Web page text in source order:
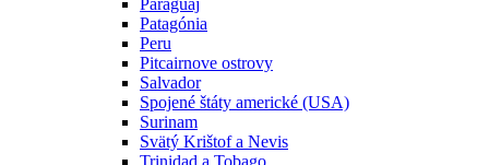
Paraguaj
Patagónia
Peru
Pitcairnove ostrovy
Salvador
Spojené štáty americké (USA)
Surinam
Svätý Krištof a Nevis
Trinidad a Tobago